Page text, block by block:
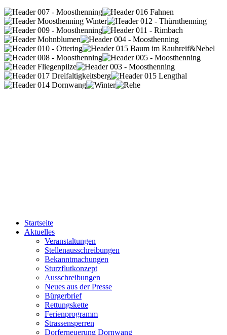
Startseite
Aktuelles
Veranstaltungen
Stellenausschreibungen
Bekanntmachungen
Sturzflutkonzept
Ausschreibungen
Neues aus der Presse
Bürgerbrief
Rettungskette
Ferienprogramm
Strassensperren
Dorferneuerung Dornwang